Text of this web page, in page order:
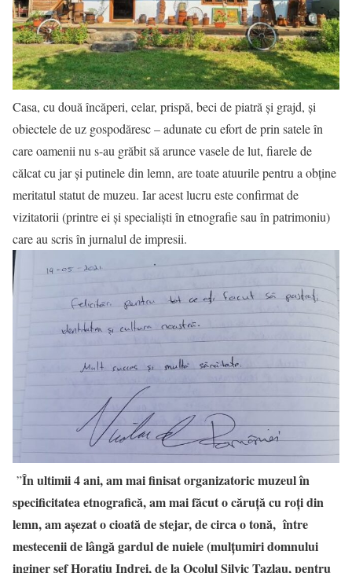
Casa, cu două încăperi, celar, prispă, beci de piatră și grajd, și
obiectele de uz gospodăresc – adunate cu efort de prin satele în
care oamenii nu s-au grăbit să arunce vasele de lut, fiarele de
călcat cu jar și putinele din lemn, are toate atuurile pentru a obține
meritatul statut de muzeu. Iar acest lucru este confirmat de
vizitatorii (printre ei și specialiști în etnografie sau în patrimoniu)
care au scris în jurnalul de impresii.
”În ultimii 4 ani, am mai finisat organizatoric muzeul în
specificitatea etnografică, am mai făcut o căruță cu roți din
lemn, am așezat o cioată de stejar, de circa o tonă, între
mestecenii de lângă gardul de nuiele (mulțumiri domnului
inginer sef Horațiu Indrei, de la Ocolul Silvic Tazlau, pentru